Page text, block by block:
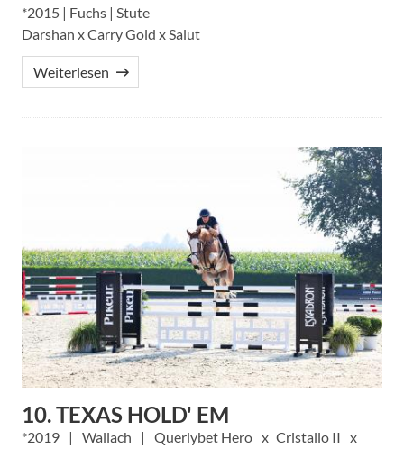
*2015 | Fuchs | Stute
Darshan x Carry Gold x Salut
Weiterlesen
10. TEXAS HOLD' EM
2019 Wallach Querlybet Hero
Cristallo II